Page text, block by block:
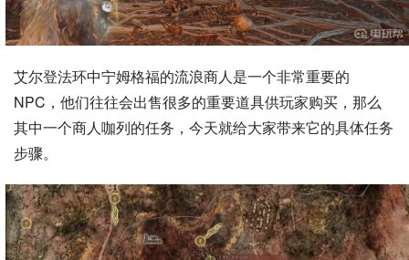
艾尔登法环中宁姆格福的流浪商人是一个非常重要的
NPC，他们往往会出售很多的重要道具供玩家购买，那么
其中一个商人咖列的任务，今天就给大家带来它的具体任务
步骤。